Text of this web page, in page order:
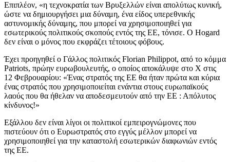
Επιπλέον, «η τεχνοκρατία των Βρυξελλών είναι απολύτως κυνική,
ώστε να δημιουργήσει μια δύναμη, ένα είδος υπερεθνικής
αστυνομικής δύναμης, που μπορεί να χρησιμοποιηθεί για
εσωτερικούς πολιτικούς σκοπούς εντός της ΕΕ, τόνισε. Ο Hogard
δεν είναι ο μόνος που εκφράζει τέτοιους φόβους.
Έχει προηγηθεί ο Γάλλος πολιτικός Florian Philippot, από το κόμμα
Patriots, πρώην ευρωβουλευτής, ο οποίος αποκάλυψε στο X στις
12 Φεβρουαρίου: «Ένας στρατός της ΕΕ θα ήταν πρώτα και κύρια
ένας στρατός που χρησιμοποιείται ενάντια στους ευρωπαϊκούς
λαούς που θα ήθελαν να αποδεσμευτούν από την ΕΕ : Απόλυτος
κίνδυνος!»
Εξάλλου δεν είναι λίγοι οι πολιτικοί εμπειρογνώμονες που
πιστεύουν ότι ο Ευρωστρατός στο εγγύς μέλλον μπορεί να
χρησιμοποιηθεί για την καταστολή εσωτερικών διαφωνιών εντός
της ΕΕ.